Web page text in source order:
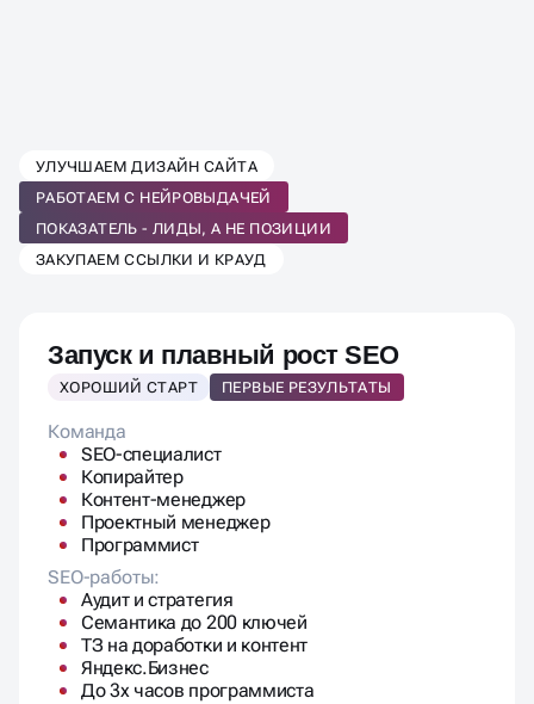
ВЫБЕРИТЕ ТАРИФ SEO-
ПРОДВИЖЕНИЯ
ПОД ВАШ БИЗНЕС
УЛУЧШАЕМ ДИЗАЙН САЙТА
РАБОТАЕМ С НЕЙРОВЫДАЧЕЙ
ПОКАЗАТЕЛЬ - ЛИДЫ, А НЕ ПОЗИЦИИ
ЗАКУПАЕМ ССЫЛКИ И КРАУД
Запуск и плавный рост SEO
ХОРОШИЙ СТАРТ ПЕРВЫЕ РЕЗУЛЬТАТЫ
Команда
SEO-специалист
Копирайтер
Контент-менеджер
Проектный менеджер
Программист
SEO-работы:
Аудит и стратегия
Семантика до 200 ключей
ТЗ на доработки и контент
Яндекс.Бизнес
До 3х часов программиста